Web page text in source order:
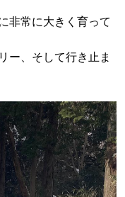
非常に大きく育って
ー、そして行き止ま